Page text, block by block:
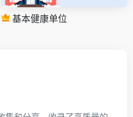
基本健康单位